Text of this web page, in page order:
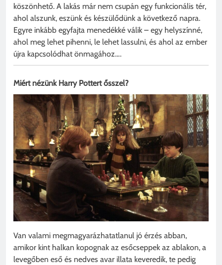
köszönhető. A lakás már nem csupán egy funkcionális tér,
ahol alszunk, eszünk és készülődünk a következő napra.
Egyre inkább egyfajta menedékké válik – egy helyszínné,
ahol meg lehet pihenni, le lehet lassulni, és ahol az ember
újra kapcsolódhat önmagához….
Miért nézünk Harry Pottert ősszel?
Van valami megmagyarázhatatlanul jó érzés abban,
amikor kint halkan kopognak az esőcseppek az ablakon, a
levegőben eső és nedves avar illata keveredik, te pedig